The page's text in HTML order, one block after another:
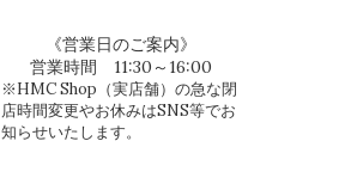
《営業日のご案内》
営業時間 11:30～16:00
※HMC Shop（実店舗）の急な閉
店時間変更やお休みはSNS等でお
知らせいたします。